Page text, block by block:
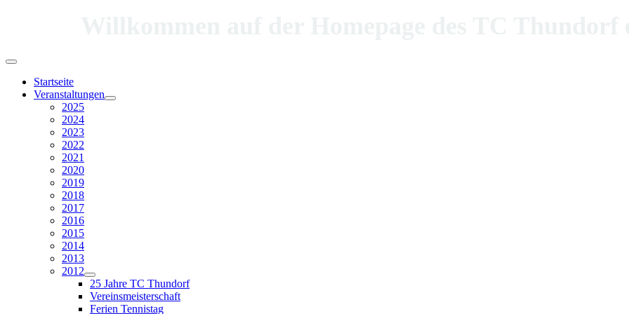
Startseite
Veranstaltungen
2025
2024
2023
2022
2021
2020
2019
2018
2017
2016
2015
2014
2013
2012
25 Jahre TC Thundorf
Vereinsmeisterschaft
Ferien Tennistag